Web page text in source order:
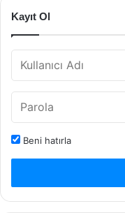
Kayıt Ol
Beni hatırla